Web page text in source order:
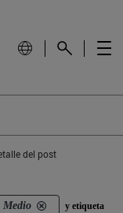
del post
Medio y etiqueta